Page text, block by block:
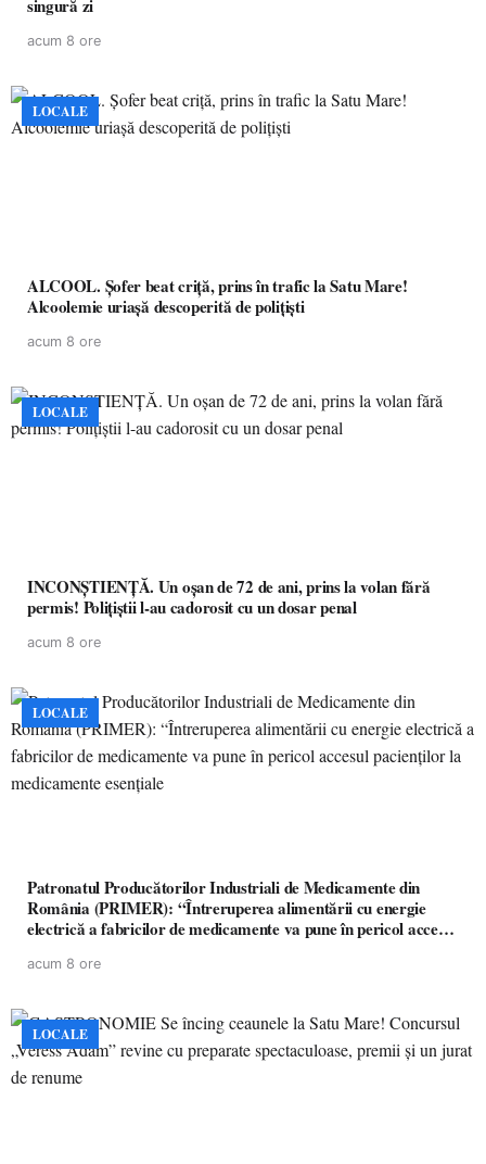
singură zi
acum 8 ore
LOCALE
ALCOOL. Șofer beat criță, prins în trafic la Satu Mare!
Alcoolemie uriașă descoperită de polițiști
acum 8 ore
LOCALE
INCONȘTIENȚĂ. Un oșan de 72 de ani, prins la volan fără
permis! Polițiștii l-au cadorosit cu un dosar penal
acum 8 ore
LOCALE
Patronatul Producătorilor Industriali de Medicamente din
România (PRIMER): “Întreruperea alimentării cu energie
electrică a fabricilor de medicamente va pune în pericol accesul
acum 8 ore
LOCALE